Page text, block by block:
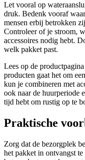
Let vooral op
druk. Bedenk vooraf
mensen erbij betrokken
Controleer of je stroom,
accessoires nodig hebt.
welk pakket past.
Lees op de
producten gaat het om
kun je combineren met
ook naar de huurperiode
tijd hebt om rustig op te
Praktische
Zorg dat de bezorgplek
het pakket in ontvangst